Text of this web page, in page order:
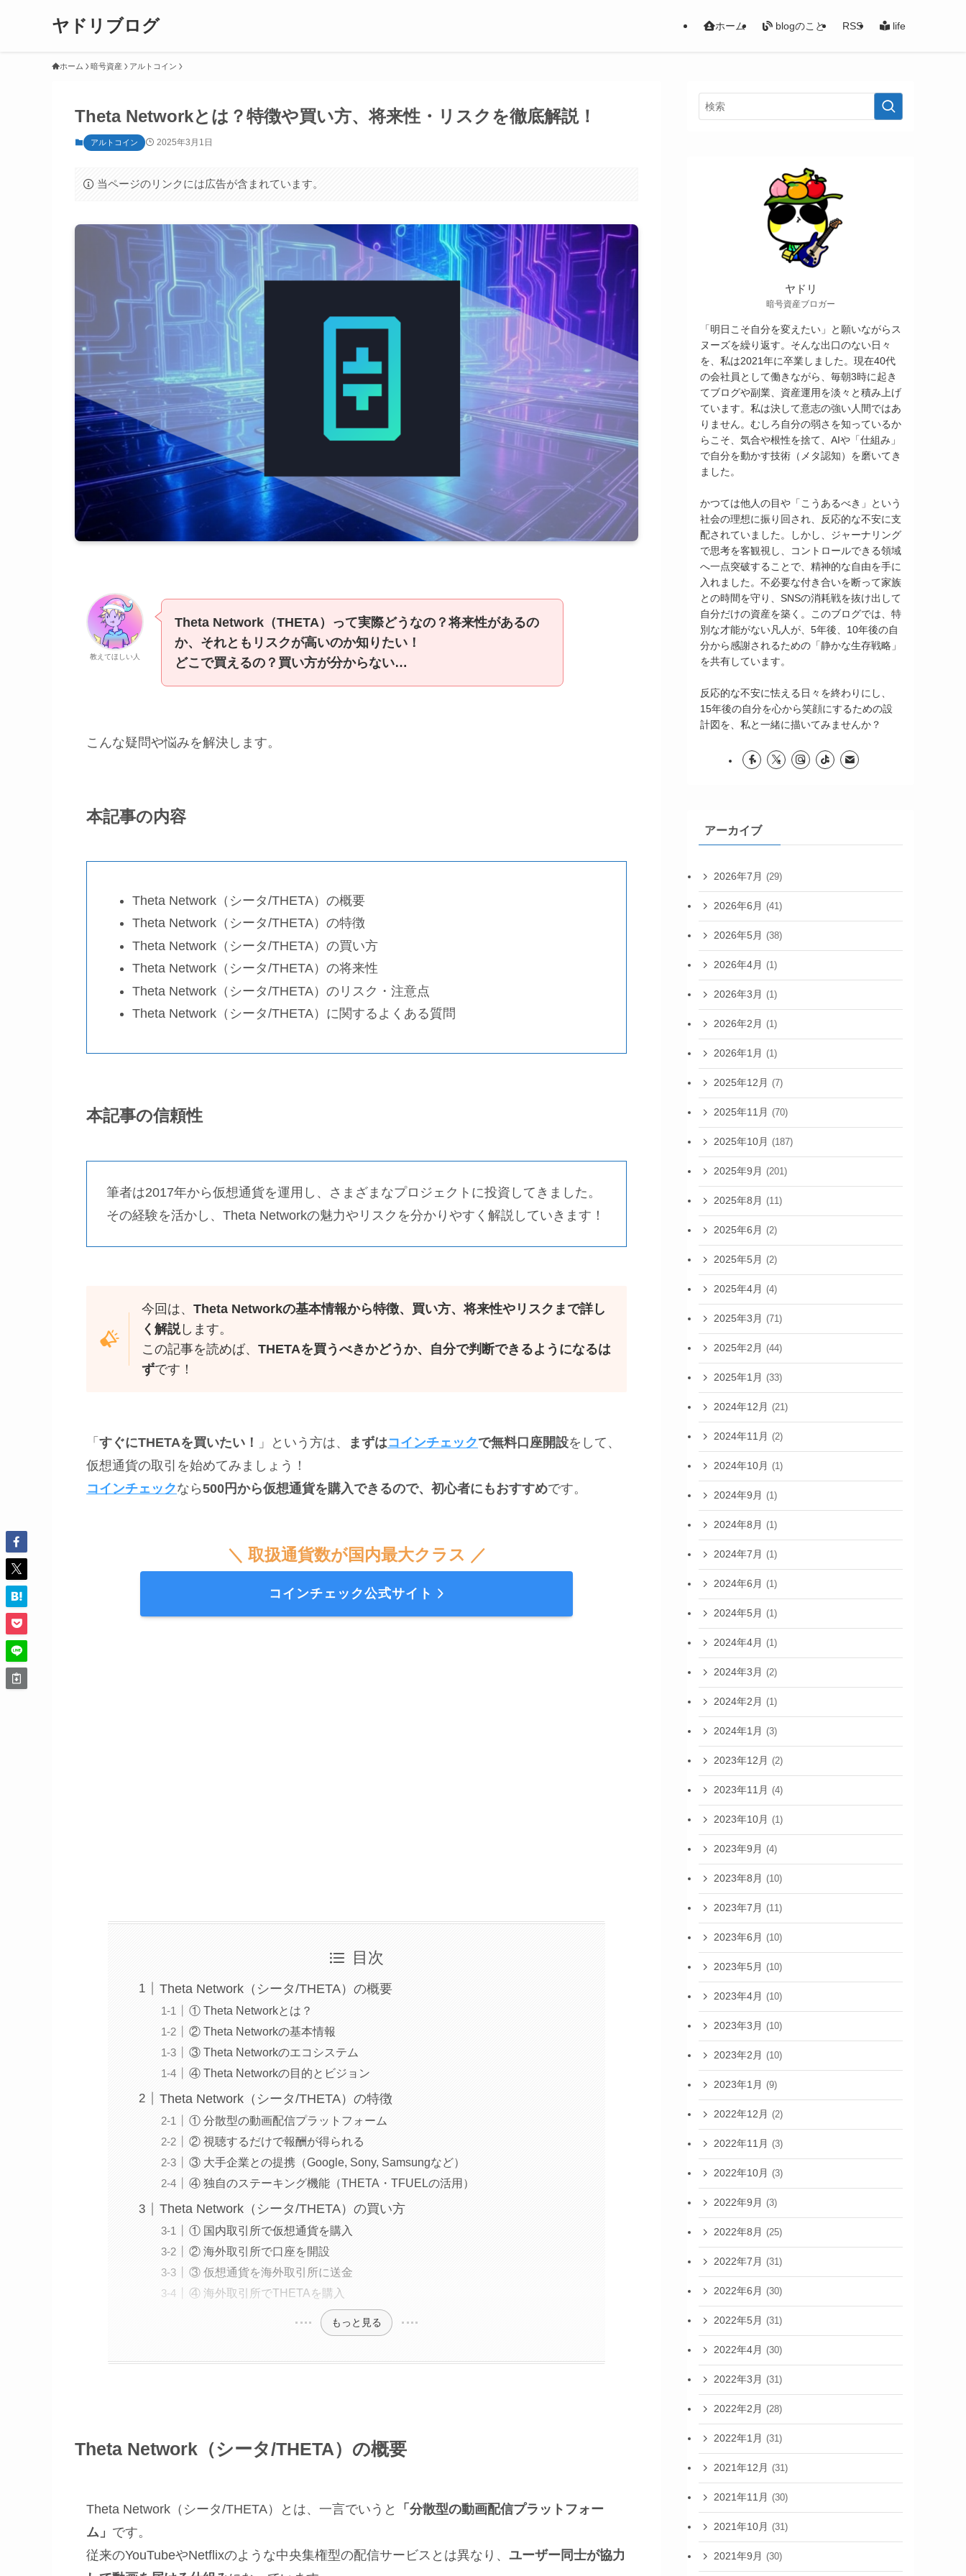
ヤドリブログ ホーム blogのこと RSS life
ホーム 暗号資産 アルトコイン
Theta Networkとは？特徴や買い方、将来性・リスクを徹底解説！
アルトコイン 2025年3月1日
当ページのリンクには広告が含まれています。
教えてほしい人
Theta Network（THETA）って実際どうなの？将来性があるの
か、それともリスクが高いのか知りたい！
どこで買えるの？買い方が分からない…
こんな疑問や悩みを解決します。
本記事の内容
Theta Network（シータ/THETA）の概要
Theta Network（シータ/THETA）の特徴
Theta Network（シータ/THETA）の買い方
Theta Network（シータ/THETA）の将来性
Theta Network（シータ/THETA）のリスク・注意点
Theta Network（シータ/THETA）に関するよくある質問
本記事の信頼性
筆者は2017年から仮想通貨を運用し、さまざまなプロジェクトに投資してきました。
その経験を活かし、Theta Networkの魅力やリスクを分かりやすく解説していきます！
今回は、 Theta Networkの基本情報から特徴、買い方、将来性やリスクまで詳し
く解説します。
この記事を読めば、 THETAを買うべきかどうか、自分で判断できるようになるは
ずです！
「 すぐにTHETAを買いたい！ 」という方は、 まずはコインチェックで無料口座開設をして、
仮想通貨の取引を始めてみましょう！
コインチェックなら500円から仮想通貨を購入できるので、初心者にもおすすめです。
＼ 取扱通貨数が国内最大クラス ／
コインチェック公式サイト
目次
Theta Network（シータ/THETA）の概要
① Theta Networkとは？
② Theta Networkの基本情報
③ Theta Networkのエコシステム
④ Theta Networkの目的とビジョン
Theta Network（シータ/THETA）の特徴
① 分散型の動画配信プラットフォーム
② 視聴するだけで報酬が得られる
③ 大手企業との提携（Google, Sony, Samsungなど）
④ 独自のステーキング機能（THETA・TFUELの活用）
Theta Network（シータ/THETA）の買い方
① 国内取引所で仮想通貨を購入
② 海外取引所で口座を開設
③ 仮想通貨を海外取引所に送金
④ 海外取引所でTHETAを購入
もっと見る
Theta Network（シータ/THETA）の概要
Theta Network（シータ/THETA）とは、一言でいうと
「分散型の動画配信プラットフォー
ム」 です。
従来のYouTubeやNetflixのような中央集権型の配信サービスとは異なり、 ユーザー同士が協力
ヤドリ
暗号資産ブロガー
「明日こそ自分を変えたい」と願いながらス
ヌーズを繰り返す。そんな出口のない日々
を、私は2021年に卒業しました。現在40代
の会社員として働きながら、毎朝3時に起き
てブログや副業、資産運用を淡々と積み上げ
ています。私は決して意志の強い人間ではあ
りません。むしろ自分の弱さを知っているか
らこそ、気合や根性を捨て、AIや「仕組み」
で自分を動かす技術（メタ認知）を磨いてき
ました。
かつては他人の目や「こうあるべき」という
社会の理想に振り回され、反応的な不安に支
配されていました。しかし、ジャーナリング
で思考を客観視し、コントロールできる領域
へ一点突破することで、精神的な自由を手に
入れました。不必要な付き合いを断って家族
との時間を守り、SNSの消耗戦を抜け出して
自分だけの資産を築く。このブログでは、特
別な才能がない凡人が、5年後、10年後の自
分から感謝されるための「静かな生存戦略」
を共有しています。
反応的な不安に怯える日々を終わりにし、
15年後の自分を心から笑顔にするための設
計図を、私と一緒に描いてみませんか？
アーカイブ
2026年7月 (29)
2026年6月 (41)
2026年5月 (38)
2026年4月 (1)
2026年3月 (1)
2026年2月 (1)
2026年1月 (1)
2025年12月 (7)
2025年11月 (70)
2025年10月 (187)
2025年9月 (201)
2025年8月 (11)
2025年6月 (2)
2025年5月 (2)
2025年4月 (4)
2025年3月 (71)
2025年2月 (44)
2025年1月 (33)
2024年12月 (21)
2024年11月 (2)
2024年10月 (1)
2024年9月 (1)
2024年8月 (1)
2024年7月 (1)
2024年6月 (1)
2024年5月 (1)
2024年4月 (1)
2024年3月 (2)
2024年2月 (1)
2024年1月 (3)
2023年12月 (2)
2023年11月 (4)
2023年10月 (1)
2023年9月 (4)
2023年8月 (10)
2023年7月 (11)
2023年6月 (10)
2023年5月 (10)
2023年4月 (10)
2023年3月 (10)
2023年2月 (10)
2023年1月 (9)
2022年12月 (2)
2022年11月 (3)
2022年10月 (3)
2022年9月 (3)
2022年8月 (25)
2022年7月 (31)
2022年6月 (30)
2022年5月 (31)
2022年4月 (30)
2022年3月 (31)
2022年2月 (28)
2022年1月 (31)
2021年12月 (31)
2021年11月 (30)
2021年10月 (31)
2021年9月 (30)